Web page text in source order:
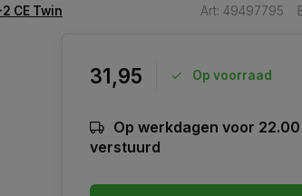
CE Twin Art: 49497795
31,95 Op voorraad
Op werkdagen voor
verstuurd